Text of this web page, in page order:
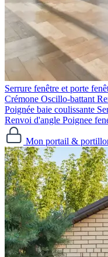
Serrure fenêtre et porte
Crémone Oscillo-battant
Poignée baie coulissante
Renvoi d'angle Poignee
Mon portail &